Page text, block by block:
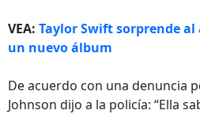
VEA: Taylor Swift sorprende
un nuevo álbum
De acuerdo con una denuncia
Johnson dijo a la policía: “Ella